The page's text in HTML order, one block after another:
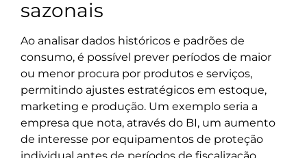
sazonais
Ao analisar dados históricos e padrões de
consumo, é possível prever períodos de maior
ou menor procura por produtos e serviços,
permitindo ajustes estratégicos em estoque,
marketing e produção. Um exemplo seria a
empresa que nota, através do BI, um aumento
de interesse por equipamentos de proteção